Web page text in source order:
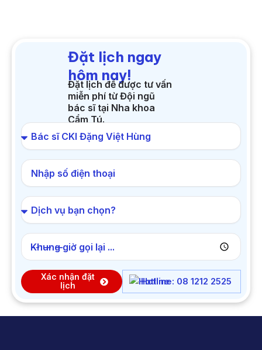
Đặt lịch ngay
hôm nay!
Đặt lịch để được tư vấn
miễn phí từ Đội ngũ
bác sĩ tại Nha khoa
Cẩm Tú.
Khung giờ gọi lại ...
Xác nhận đặt
lịch
Hotline: 08 1212 2525